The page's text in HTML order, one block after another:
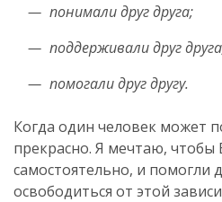
понимали друг друга;
поддерживали друг
помогали друг другу.
Когда один человек может
прекрасно. Я мечтаю, чтобы
самостоятельно, и помогли
освободиться от этой